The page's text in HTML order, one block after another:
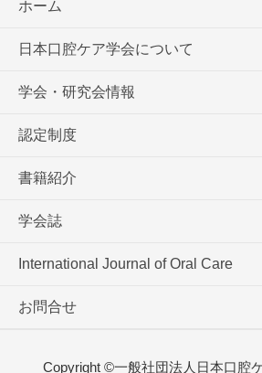
ホーム
日本口腔ケア学会について
学会・研究会情報
認定制度
書籍紹介
学会誌
International Journal of Oral Care
お問合せ
Copyright ©一般社団法人日本口腔